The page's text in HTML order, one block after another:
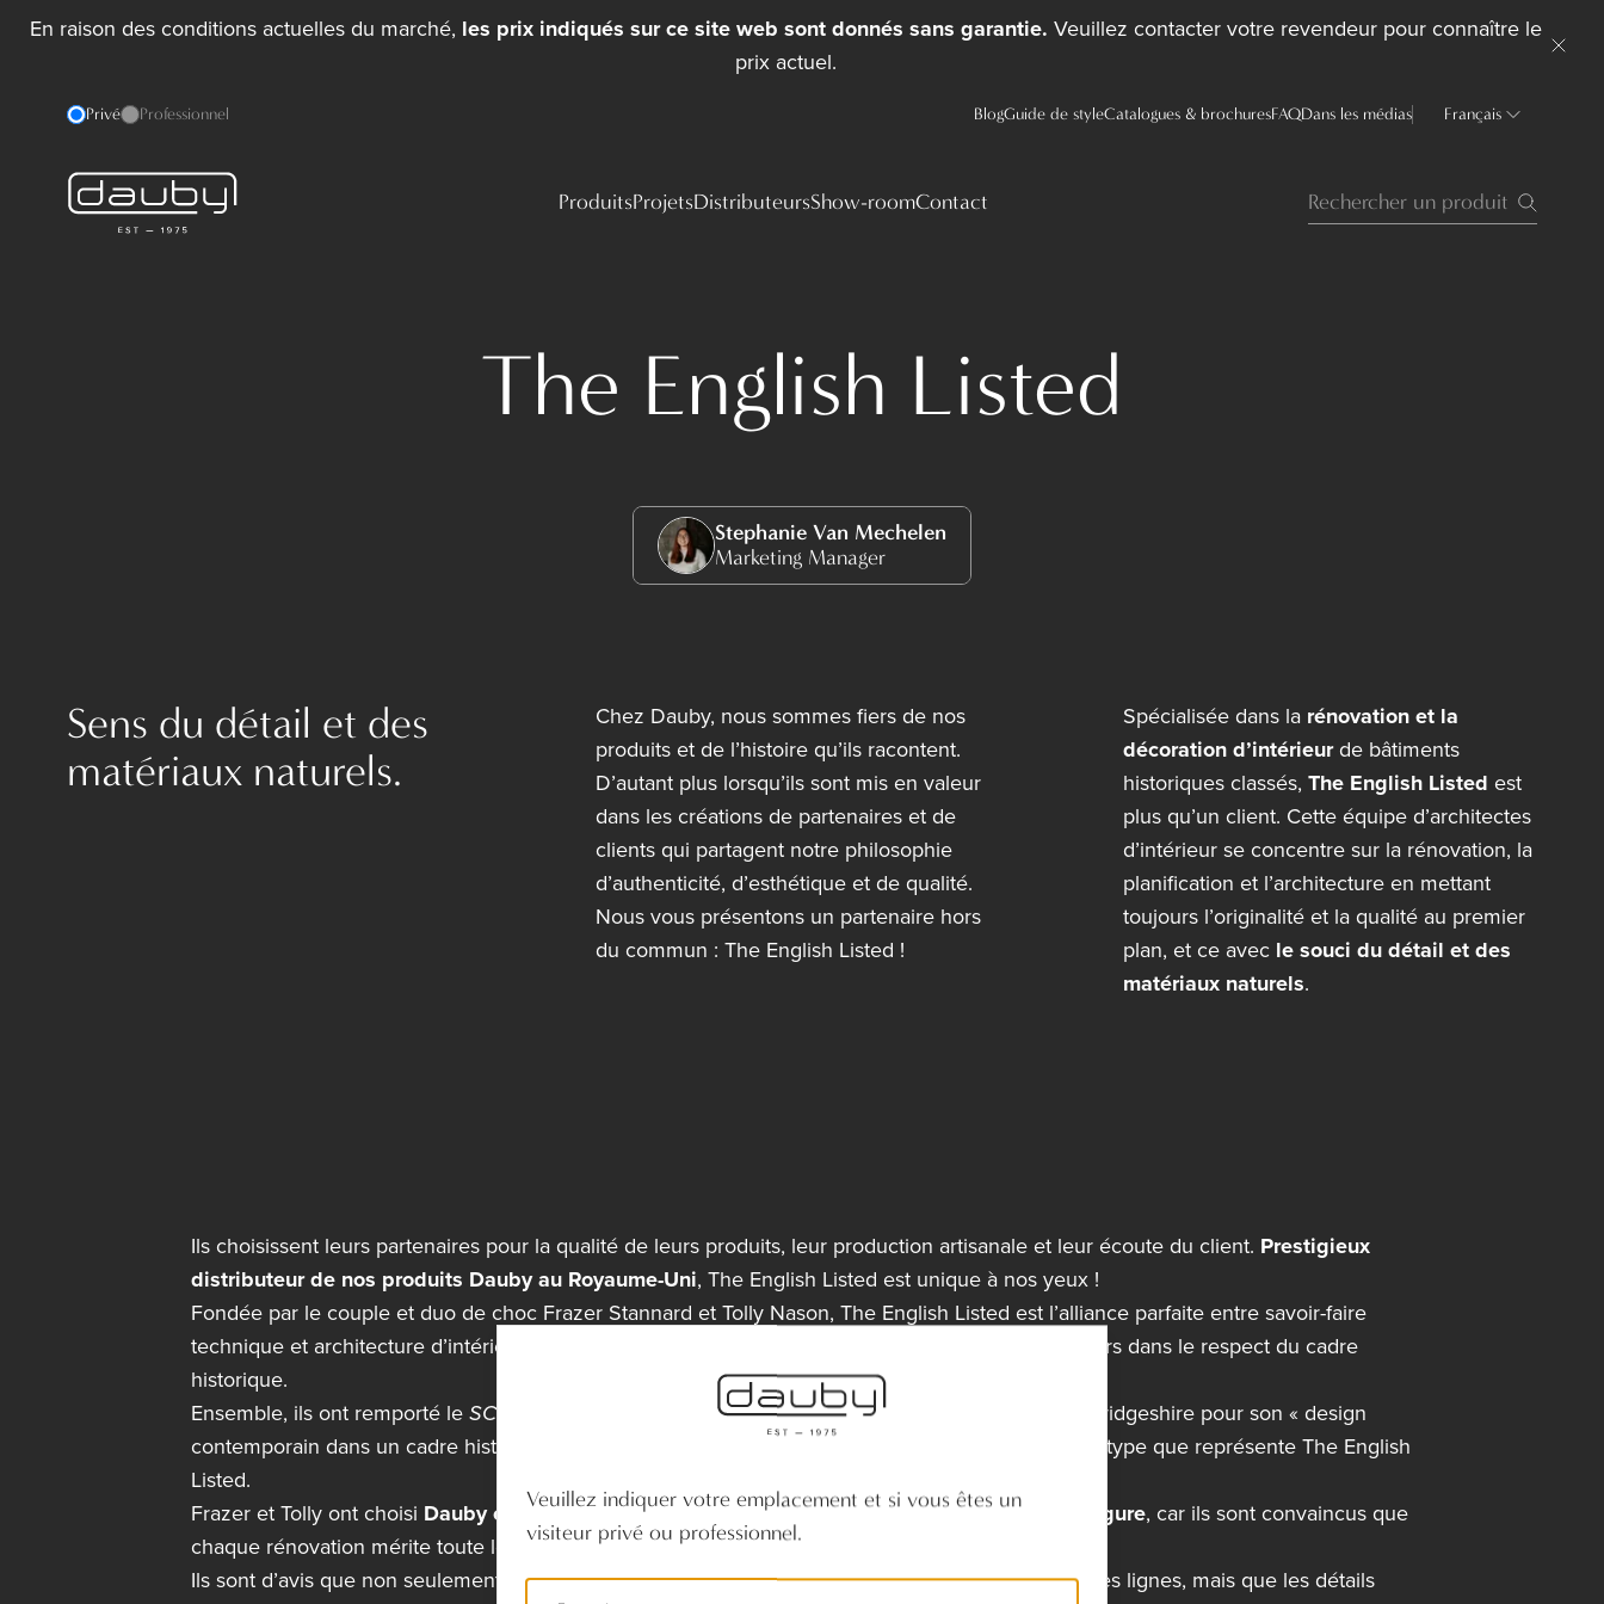
En raison des conditions actuelles du marché, les prix indiqués sur ce site web sont donnés sans garantie. Veuillez contacter votre revendeur pour connaître le
prix actuel.
Privé Professionnel BlogGuide de styleCatalogues & brochuresFAQDans les médias Français
ProduitsProjetsDistributeursShow-roomContact
The English Listed
Stephanie Van Mechelen
Marketing Manager
Sens du détail et des
matériaux naturels.
Chez Dauby, nous sommes fiers de nos
produits et de l’histoire qu’ils racontent.
D’autant plus lorsqu’ils sont mis en valeur
dans les créations de partenaires et de
clients qui partagent notre philosophie
d’authenticité, d’esthétique et de qualité.
Nous vous présentons un partenaire hors
du commun : The English Listed !
Spécialisée dans la rénovation et la
décoration d’intérieurde bâtiments
historiques classés,The English Listed est
plus qu’un client. Cette équipe d’architectes
d’intérieur se concentre sur la rénovation, la
planification et l’architecture en mettant
toujours l’originalité et la qualité au premier
plan, et ce avec le souci du détail et des
matériaux naturels.
Ils choisissent leurs partenaires pour la qualité de leurs produits, leur production artisanale et leur écoute du client. Prestigieux
distributeur de nos produits Dauby au Royaume-Uni, The English Listed est unique à nos yeux !
Fondée par le couple et duo de choc Frazer Stannard et Tolly Nason, The English Listed est l’alliance parfaite entre savoir-faire
technique et architecture d’intérieur, dont résulte une fusion entre design, rénovation et art, toujours dans le respect du cadre
historique.
Ensemble, ils ont remporté leSCDC Built Heritage Awardavec leur projet ‘The Ark’ dans le Cambridgeshire pour son « design
contemporain dans un cadre historique' ». Ce projet de rénovation est l’œuvre maîtresse et l’archétype que représente The English
Listed.
Frazer et Tolly ont choisi Dauby comme partenaire pour leurs projets de petite et grande envergure, car ils sont convaincus que
chaque rénovation mérite toute leur attention et leur dévouement.
Ils sont d’avis que non seulement les aspects architecturaux doivent être accordés dans les grandes lignes, mais que les détails
Veuillez indiquer votre emplacement et si vous êtes un
visiteur privé ou professionnel.